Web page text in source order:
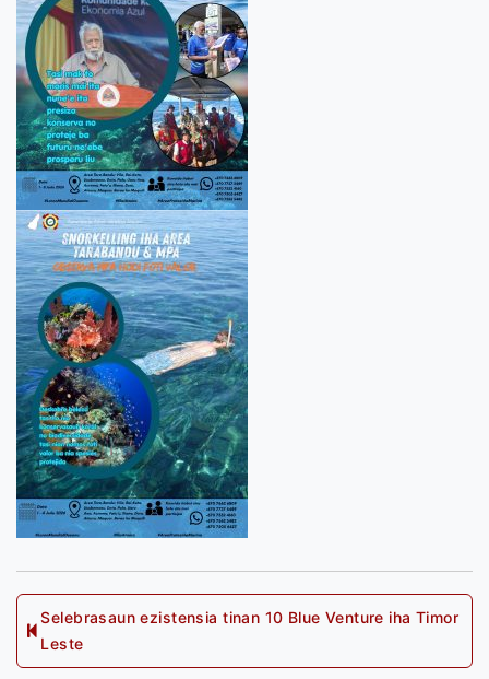
Post
navigation
post:
Selebrasaun ezistensia tinan 10 Blue Venture iha Timor
Leste